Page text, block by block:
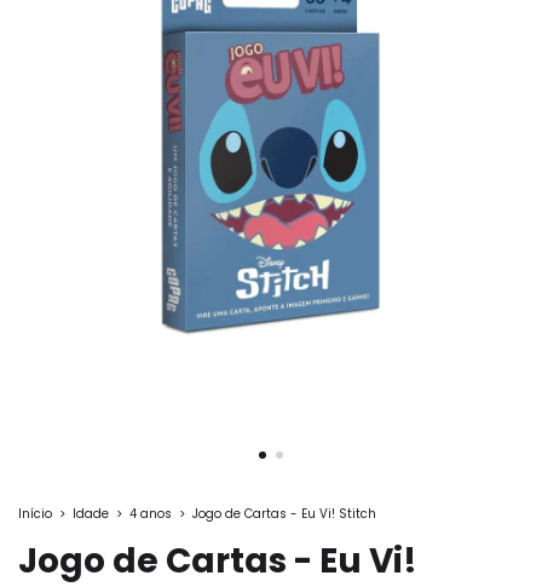
Início > Idade > 4 anos > Jogo de Cartas - Eu Vi! Stitch
Jogo de Cartas - Eu Vi!